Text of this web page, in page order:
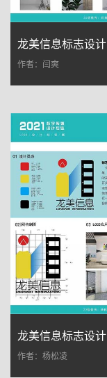
龙美信息标志设计
作者：闫爽
龙美信息标志设计
作者：杨松凌